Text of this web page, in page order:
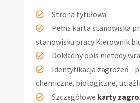
Strona tytułowa.
Pełna karta stanowiska
stanowisku pracy Kierownik
Dokładny opis metody
Identyfikacja zagrożeń -
chemiczne, biologiczne,
Szczegółowe karty